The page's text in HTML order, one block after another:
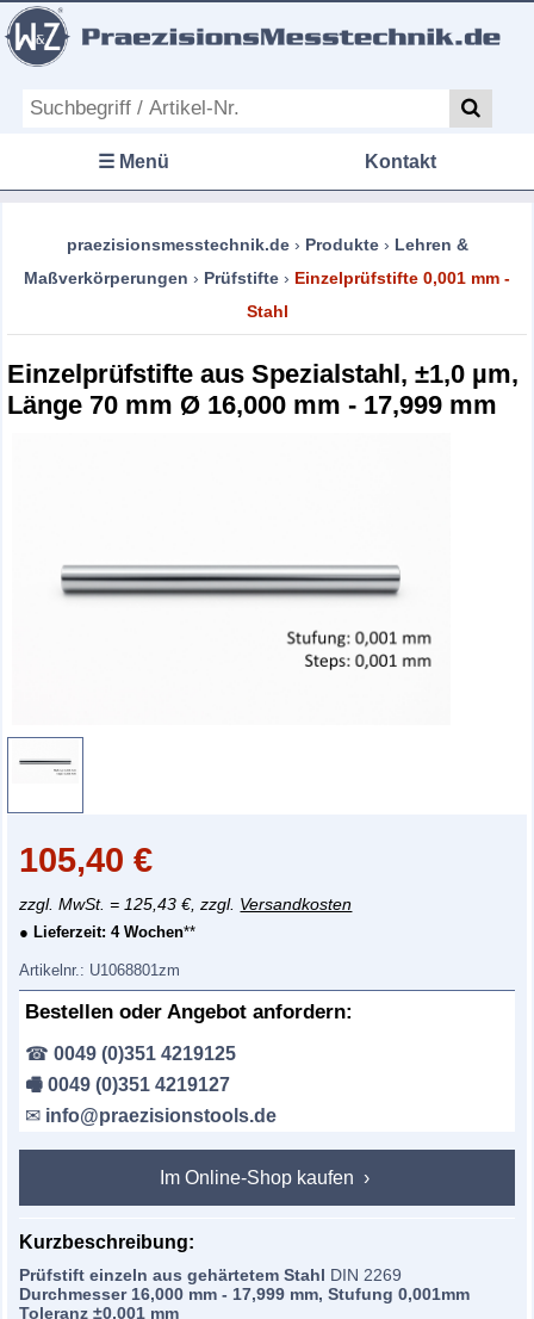
☰ Menü Kontakt
praezisionsmesstechnik.de › Produkte › Lehren &
Maßverkörperungen › Prüfstifte › Einzelprüfstifte 0,001 mm -
Stahl
Einzelprüfstifte aus Spezialstahl, ±1,0 µm,
Länge 70 mm Ø 16,000 mm - 17,999 mm
105,40€
zzgl. MwSt. = 125,43 €, zzgl. Versandkosten
● Lieferzeit:4 Wochen**
Artikelnr.: U1068801zm
Bestellen oder Angebot anfordern:
☎0049 (0)351 4219125
🖷 0049 (0)351 4219127
✉ info@praezisionstools.de
Im Online-Shop kaufen
Kurzbeschreibung:
Prüfstift einzeln aus gehärtetem Stahl DIN 2269
Durchmesser 16,000 mm - 17,999 mm, Stufung 0,001mm
Toleranz ±0,001 mm